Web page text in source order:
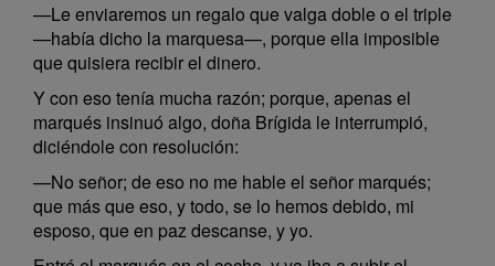
—Le enviaremos un regalo que valga doble o el triple
—había dicho la marquesa—, porque ella imposible
que quisiera recibir el dinero.
Y con eso tenía mucha razón; porque, apenas el
marqués insinuó algo, doña Brígida le interrumpió,
diciéndole con resolución:
—No señor; de eso no me hable el señor marqués;
que más que eso, y todo, se lo hemos debido, mi
esposo, que en paz descanse, y yo.